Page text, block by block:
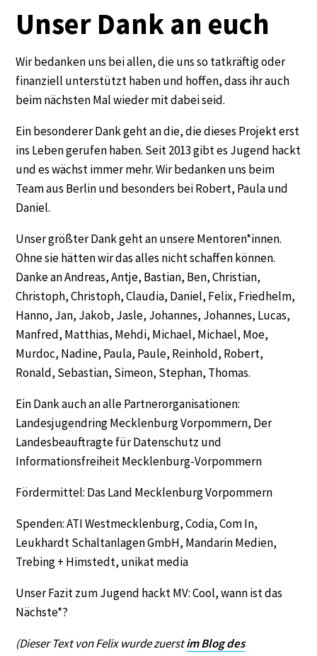
Unser Dank an euch
Wir bedanken uns bei allen, die uns so tatkräftig oder
finanziell unterstützt haben und hoffen, dass ihr auch
beim nächsten Mal wieder mit dabei seid.
Ein besonderer Dank geht an die, die dieses Projekt erst
ins Leben gerufen haben. Seit 2013 gibt es Jugend hackt
und es wächst immer mehr. Wir bedanken uns beim
Team aus Berlin und besonders bei Robert, Paula und
Daniel.
Unser größter Dank geht an unsere Mentoren*innen.
Ohne sie hätten wir das alles nicht schaffen können.
Danke an Andreas, Antje, Bastian, Ben, Christian,
Christoph, Christoph, Claudia, Daniel, Felix, Friedhelm,
Hanno, Jan, Jakob, Jasle, Johannes, Johannes, Lucas,
Manfred, Matthias, Mehdi, Michael, Michael, Moe,
Murdoc, Nadine, Paula, Paule, Reinhold, Robert,
Ronald, Sebastian, Simeon, Stephan, Thomas.
Ein Dank auch an alle Partnerorganisationen:
Landesjugendring Mecklenburg Vorpommern, Der
Landesbeauftragte für Datenschutz und
Informationsfreiheit Mecklenburg-Vorpommern
Fördermittel: Das Land Mecklenburg Vorpommern
Spenden: ATI Westmecklenburg, Codia, Com In,
Leukhardt Schaltanlagen GmbH, Mandarin Medien,
Trebing + Himstedt, unikat media
Unser Fazit zum Jugend hackt MV: Cool, wann ist das
Nächste*?
(Dieser Text von Felix wurde zuerstim Blog des